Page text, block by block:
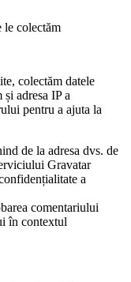
le colectăm
colectăm datele
adresa IP a
pentru a ajuta la
de la adresa dvs. de
Gravatar
a
comentariului
în contextul